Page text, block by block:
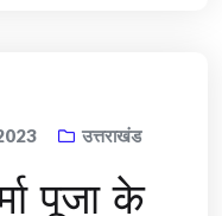
उत्तराखंड
पूजा के